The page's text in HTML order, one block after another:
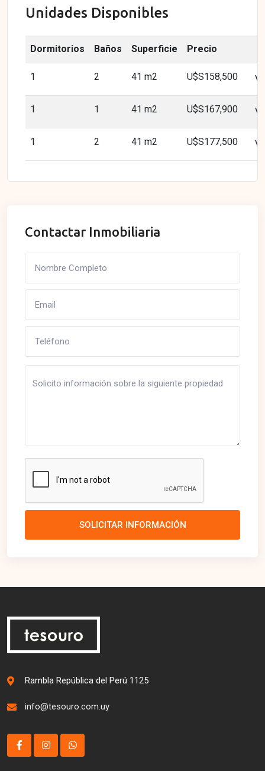
Unidades Disponibles
Dormitorios Baños Superficie Precio
1 2 41 m2 U$S158,500
1 1 41 m2 U$S167,900
1 2 41 m2 U$S177,500
Contactar Inmobiliaria
SOLICITAR INFORMACIÓN
Rambla República del Perú 1125
info@tesouro.com.uy